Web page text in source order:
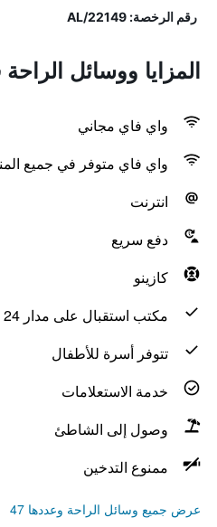
رقم الرخصة: 22149/AL
المزايا ووسائل الراحة
واي فاي مجاني
واي فاي متوفر في جميع
انترنت
دفع سريع
كازينو
مكتب استقبال على مدار 24 ساعة
تتوفر أسرة للأطفال
خدمة الاستعلامات
وصول إلى الشاطئ
ممنوع التدخين
عرض جميع وسائل الراحة وعددها 47